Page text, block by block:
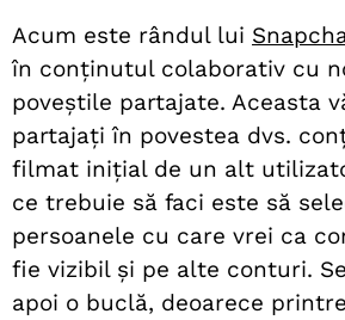
Acum este rândul lui
în conținutul colaborativ cu
poveștile partajate. Aceasta
partajați în povestea dvs.
filmat inițial de un alt
ce trebuie să faci este să
persoanele cu care vrei ca
fie vizibil și pe alte conturi.
apoi o buclă, deoarece